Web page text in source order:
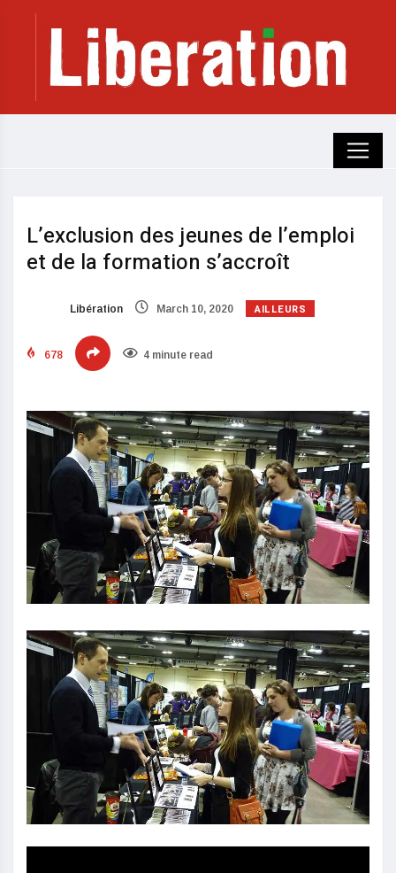
L’exclusion des jeunes de l’emploi
et de la formation s’accroît
Libération March 10, 2020 AILLEURS
678 4 minute read